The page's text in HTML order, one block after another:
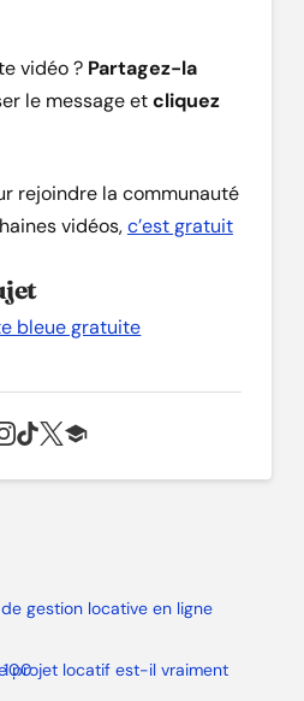
vidéo ? Partagez-la
le message etcliquez
rejoindre la communauté
vidéos,c’est gratuit
bleue gratuite